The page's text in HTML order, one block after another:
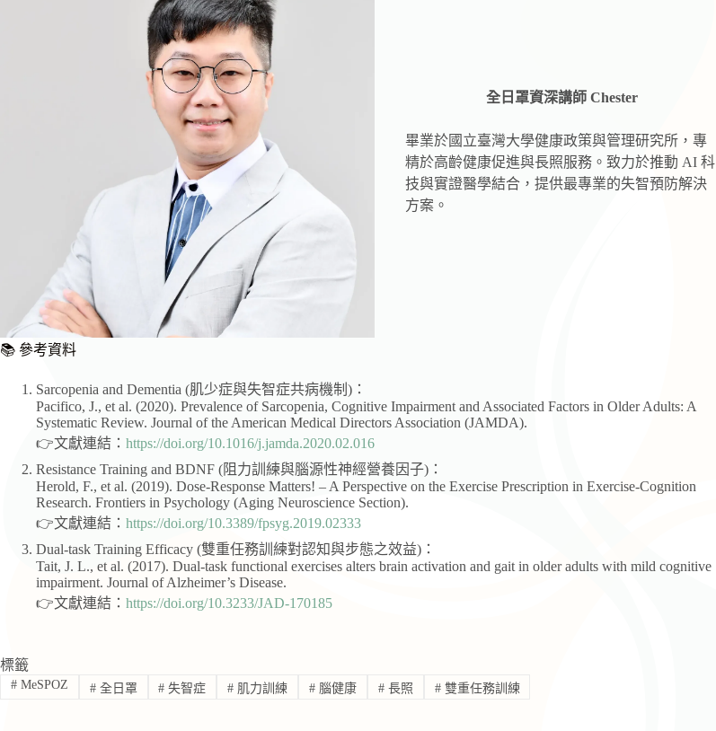
全日罩資深講師 Chester
畢業於國立臺灣大學健康政策與管理研究所，專
精於高齡健康促進與長照服務。致力於推動 AI 科
技與實證醫學結合，提供最專業的失智預防解決
方案。
📚 參考資料
Sarcopenia and Dementia (肌少症與失智症共病機制)：
Pacifico, J., et al. (2020). Prevalence of Sarcopenia, Cognitive Impairment and Associated Factors in Older Adults: A
Systematic Review. Journal of the American Medical Directors Association (JAMDA).
👉文獻連結： https://doi.org/10.1016/j.jamda.2020.02.016
Resistance Training and BDNF (阻力訓練與腦源性神經營養因子)：
Herold, F., et al. (2019). Dose-Response Matters! – A Perspective on the Exercise Prescription in Exercise-Cognition
Research. Frontiers in Psychology (Aging Neuroscience Section).
👉文獻連結： https://doi.org/10.3389/fpsyg.2019.02333
Dual-task Training Efficacy (雙重任務訓練對認知與步態之效益)：
Tait, J. L., et al. (2017). Dual-task functional exercises alters brain activation and gait in older adults with mild cognitive
impairment. Journal of Alzheimer’s Disease.
👉文獻連結： https://doi.org/10.3233/JAD-170185
標籤
#MeSPOZ #全日罩 # 失智症 # 肌力訓練 # 腦健康 #長照 #雙重任務訓練